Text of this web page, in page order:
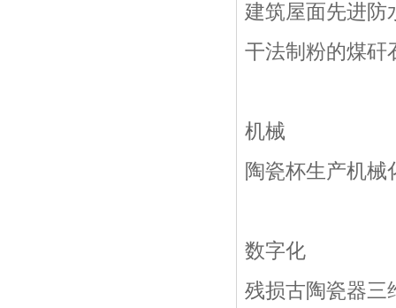
建筑屋面先进防
干法制粉的煤矸
机械
陶瓷杯生产机械
数字化
残损古陶瓷器三